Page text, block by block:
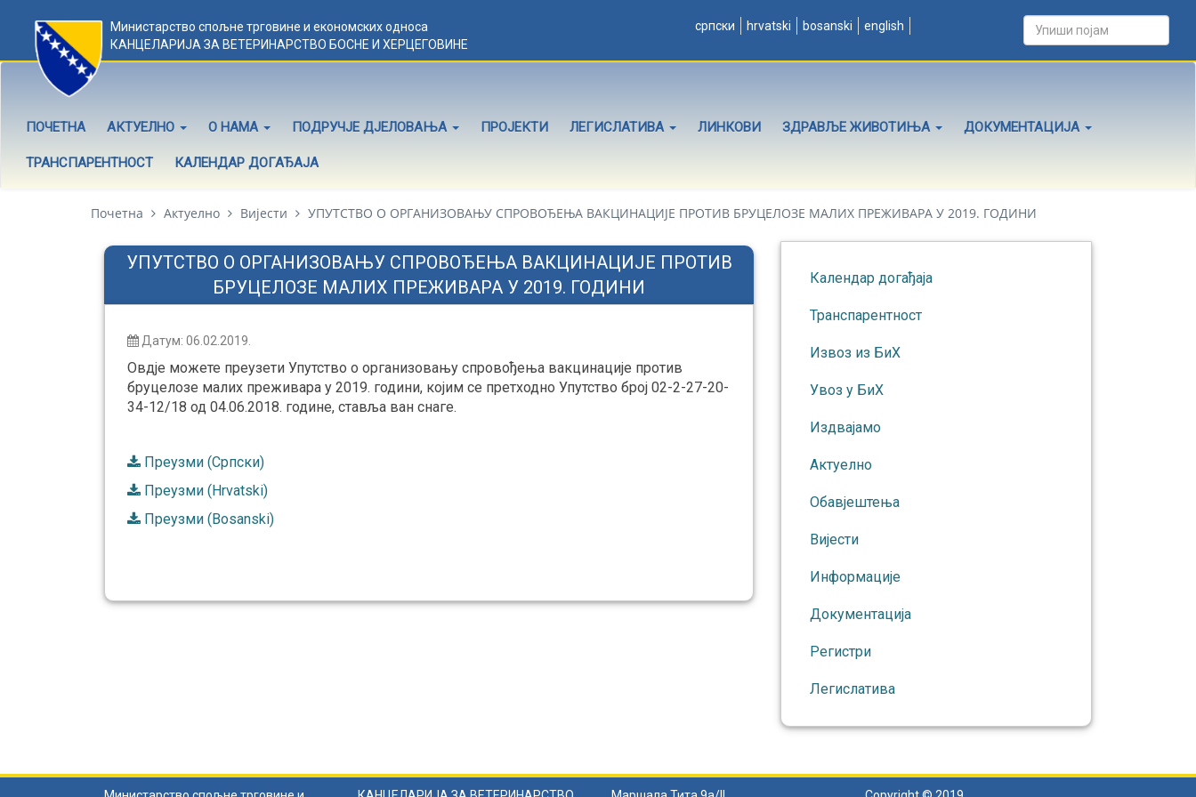
Министарство спољне трговине и економских односа
КАНЦЕЛАРИЈА ЗА ВЕТЕРИНАРСТВО БОСНЕ И ХЕРЦЕГОВИНЕ
српски hrvatski bosanski english
ПОЧЕТНА АКТУЕЛНО О НАМА ПОДРУЧЈЕ ДЈЕЛОВАЊА ПРОЈЕКТИ ЛЕГИСЛАТИВА ЛИНКОВИ ЗДРАВЉЕ ЖИВОТИЊА ДОКУМЕНТАЦИЈА
ТРАНСПАРЕНТНОСТ КАЛЕНДАР ДОГАЂАЈА
Почетна Актуелно Вијести УПУТСТВO О ОРГАНИЗОВАЊУ СПРОВОЂЕЊА ВАКЦИНАЦИЈЕ ПРОТИВ БРУЦЕЛОЗЕ МАЛИХ ПРЕЖИВАРА У 2019. ГОДИНИ
УПУТСТВO О ОРГАНИЗОВАЊУ СПРОВОЂЕЊА ВАКЦИНАЦИЈЕ ПРОТИВ
БРУЦЕЛОЗЕ МАЛИХ ПРЕЖИВАРА У 2019. ГОДИНИ
Датум: 06.02.2019.
Овдје можете преузети Упутствo о организовању спровођења вакцинације против
бруцелозе малих преживара у 2019. години, којим се претходно Упутство број 02-2-27-20-
34-12/18 од 04.06.2018. године, ставља ван снаге.
Преузми (Српски)
Преузми (Hrvatski)
Преузми (Bosanski)
Календар догађаја
Транспарентност
Извоз из БиХ
Увоз у БиХ
Издвајамо
Актуелно
Обавјештења
Вијести
Информације
Документација
Регистри
Легислатива